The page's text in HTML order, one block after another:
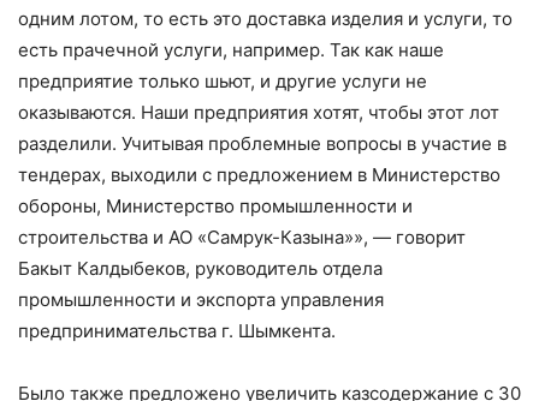
одним лотом, то есть это доставка изделия и услуги, то
есть прачечной услуги, например. Так как наше
предприятие только шьют, и другие услуги не
оказываются. Наши предприятия хотят, чтобы этот лот
разделили. Учитывая проблемные вопросы в участие в
тендерах, выходили с предложением в Министерство
обороны, Министерство промышленности и
строительства и АО «Самрук-Казына»», — говорит
Бакыт Калдыбеков, руководитель отдела
промышленности и экспорта управления
предпринимательства г. Шымкента.
Было также предложено увеличить казсодержание с 30